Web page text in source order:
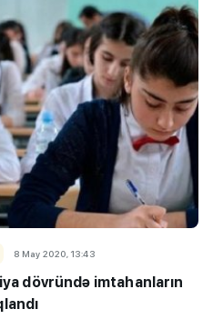
8 May 2020, 13:43
dövründə imtahanların